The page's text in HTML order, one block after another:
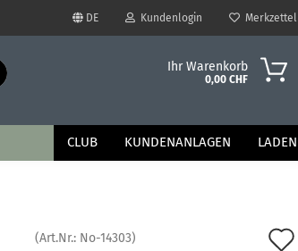
DE Kundenlogin Merkzettel
Ihr Warenkorb
0,00 CHF
CLUB KUNDENANLAGEN LADEN
(Art.Nr.: No-14303)